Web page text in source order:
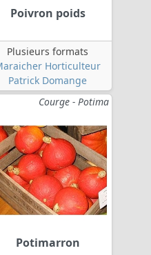
Poivron poids
Plusieurs formats
Horticulteur
Patrick Domange
Courge - Potima
Potimarron